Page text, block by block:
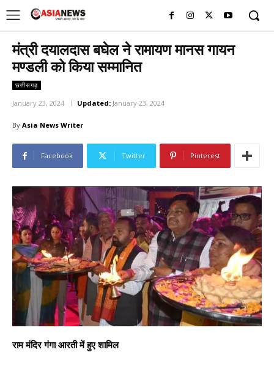
मंत्री दयालदास बघेल ने रामायण मानस गायन
मण्डली को किया सम्मानित
छत्तीसगढ़
January 23, 2024 Updated: January 23, 2024
By Asia News Writer
Facebook Twitter Pinterest
राम मंदिर गंगा आरती में हुए शामिल